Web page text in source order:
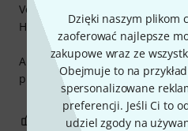
Dzięki naszym plikom
zaoferować najlepsze
zakupowe wraz ze
Obejmuje to na
spersonalizowane
preferencji. Jeśli Ci to
udziel zgody na
Very nice (and tough)
Highly recommend.
And Thomann, goes without
professional outfit.
0 ZGŁOŚ